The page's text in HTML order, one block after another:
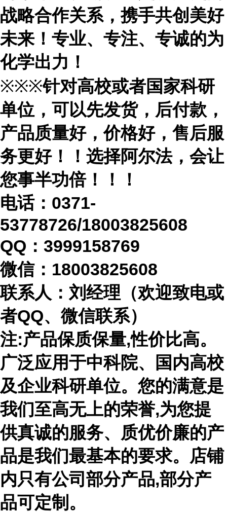
战略合作关系，携手共创美好
未来！专业、专注、专诚的为
化学出力！
※※※针对高校或者国家科研
单位，可以先发货，后付款，
产品质量好，价格好，售后服
务更好！！选择阿尔法，会让
您事半功倍！！！
电话： 0371-
53778726/18003825608
QQ：3999158769
微信： 18003825608
联系人：刘经理（欢迎致电或
者QQ、微信联系）
注:产品保质保量,性价比高。
广泛应用于中科院、国内高校
及企业科研单位。您的满意是
我们至高无上的荣誉,为您提
供真诚的服务、质优价廉的产
品是我们最基本的要求。店铺
内只有公司部分产品,部分产
品可定制。